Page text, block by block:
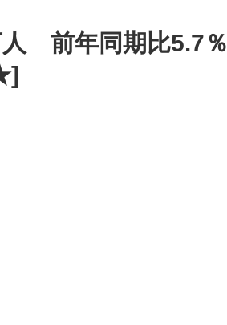
人 前年同期比5.7％